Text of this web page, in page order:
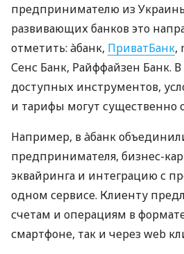
предпринимателю из
развивающих банков это
отметить: àбанк, ПриватБанк,
Сенс Банк, Райффайзен Банк.
доступных инструментов,
и тарифы могут существенно
Например, в àбанк
предпринимателя, бизнес-
эквайринга и интеграцию с
одном сервисе. Клиенту
счетам и операциям в
смартфоне, так и через web